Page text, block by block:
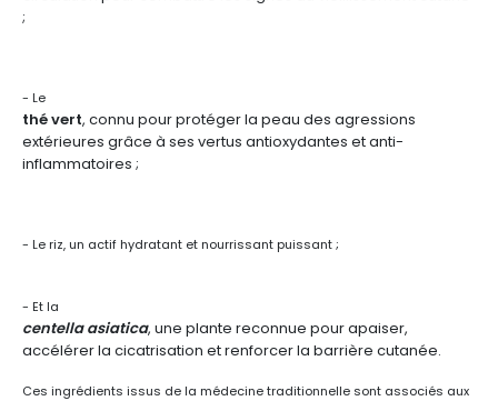
;
- Le
thé vert, connu pour protéger la peau des agressions
extérieures grâce à ses vertus antioxydantes et anti-
inflammatoires ;
- Le riz, un actif hydratant et nourrissant puissant ;
- Et la
centella asiatica, une plante reconnue pour apaiser,
accélérer la cicatrisation et renforcer la barrière cutanée.
Ces ingrédients issus de la médecine traditionnelle sont associés aux